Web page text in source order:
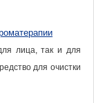
лица, так и для
для очистки